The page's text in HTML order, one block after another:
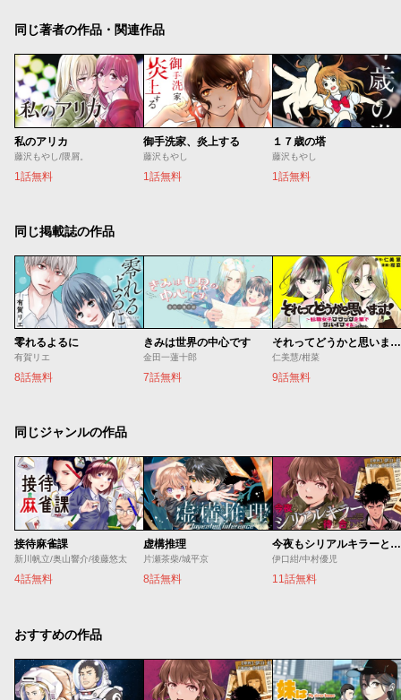
同じ著者の作品・関連作品
私のアリカ
藤沢もやし/隈屑。
1話無料
御手洗家、炎上する
藤沢もやし
1話無料
１７歳の塔
藤沢もやし
1話無料
同じ掲載誌の作品
零れるよるに
有賀リエ
8話無料
きみは世界の中心です
金田一蓮十郎
7話無料
それってどうかと思います！～転職女子、ブラック企業でサバイブする。～
仁美慧/柑菜
9話無料
同じジャンルの作品
接待麻雀課
新川帆立/奥山響介/後藤悠太
4話無料
虚構推理
片瀬茶柴/城平京
8話無料
今夜もシリアルキラーと待ち合わせ
伊口紺/中村優児
11話無料
おすすめの作品